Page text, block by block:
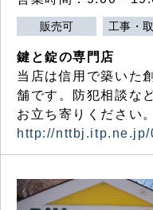
販売可 工事・
鍵と錠の専門店
当店は信用で築いた
舗です。防犯相談な
お立ち寄りください。
http://nttbj.itp.ne.jp/